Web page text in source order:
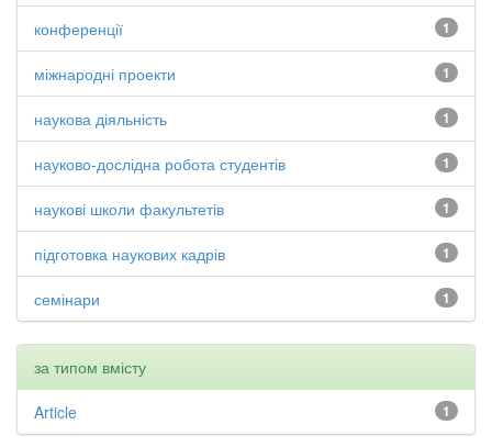
1
конференції
1
міжнародні проекти
1
наукова діяльність
1
науково-дослідна робота студентів
1
наукові школи факультетів
1
підготовка наукових кадрів
1
семінари
за типом вмісту
1
Article